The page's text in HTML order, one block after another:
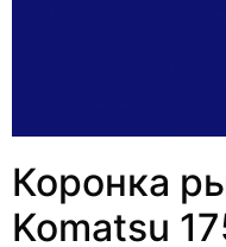
Коронка
Komatsu